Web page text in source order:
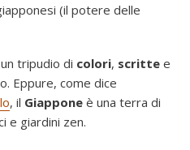
(il potere delle
tripudio di colori, scritte e
Eppure, come dice
, il Giappone è una terra di
e giardini zen.